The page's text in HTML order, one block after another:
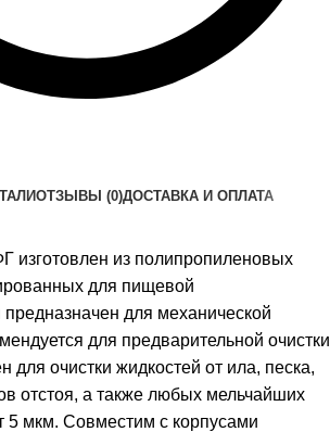
ОТЗЫВЫ (0)ДОСТАВКА И ОПЛАТА
изготовлен из полипропиленовых
для пищевой
для механической
для предварительной очистки
для очистки жидкостей от ила, песка,
отстоя, а также любых мельчайших
5 мкм. Совместим с корпусами